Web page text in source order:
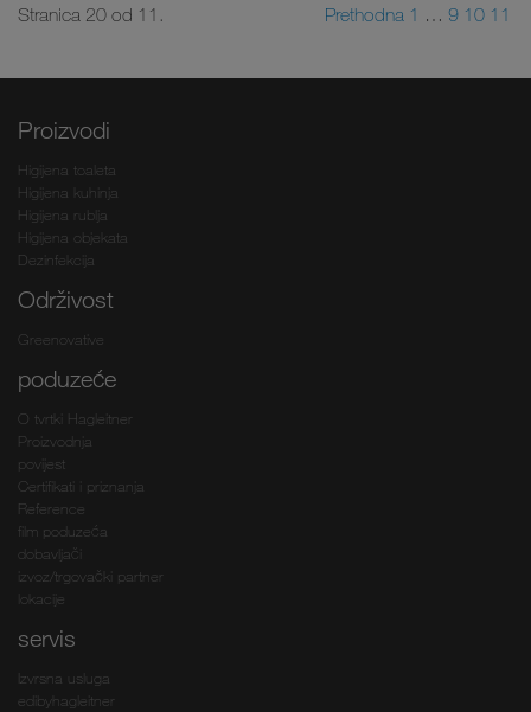
Stranica 20 od 11. Prethodna 1 … 9 10 11
Proizvodi
Higijena toaleta
Higijena kuhinja
Higijena rublja
Higijena objekata
Dezinfekcija
Održivost
Greenovative
poduzeće
O tvrtki Hagleitner
Proizvodnja
povijest
Certifikati i priznanja
Reference
film poduzeća
dobavljači
izvoz/trgovački partner
lokacije
servis
Izvrsna usluga
edibyhagleitner